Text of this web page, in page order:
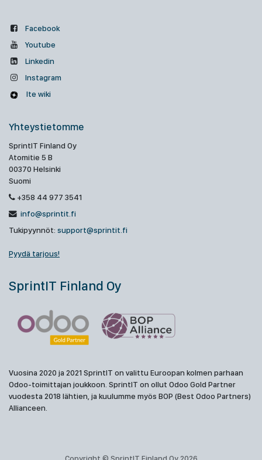
Facebook
Youtube
Linkedin
Instagram
Ite wiki
Yhteystietomme
SprintIT Finland Oy
Atomitie 5 B
00370 Helsinki
Suomi
+358 44 977 3541
info@sprintit.fi
Tukipyynnöt: support@sprintit.fi
Pyydä tarjous!
SprintIT Finland Oy
Vuosina 2020 ja 2021 SprintIT on valittu Euroopan kolmen parhaan
Odoo-toimittajan joukkoon. SprintIT on ollut Odoo Gold Partner
vuodesta 2018 lähtien, ja kuulumme myös BOP (Best Odoo Partners)
Allianceen.
Copyright © SprintIT Finland Oy 2026